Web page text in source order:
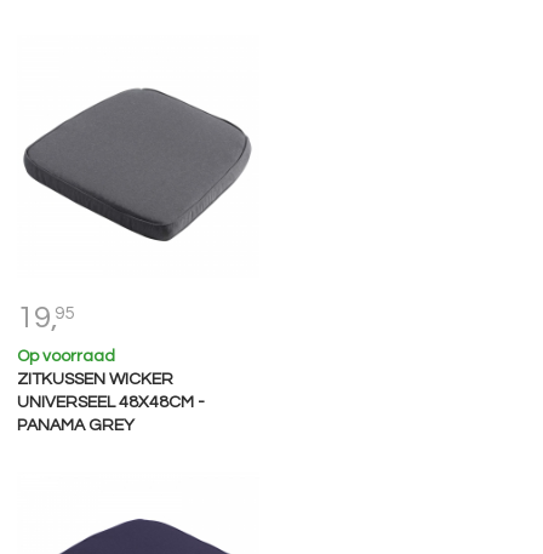
19,95
Op voorraad
ZITKUSSEN WICKER
UNIVERSEEL 48X48CM -
PANAMA GREY